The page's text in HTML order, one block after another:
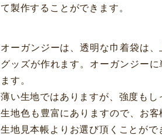
て製作することができます。
オーガンジーは、透明な巾着袋は
グッズが作れます。オーガンジー
ます。
薄い生地ではありますが、強度もし
生地色も豊富にありますので、お
生地見本帳よりお選び頂くことがで